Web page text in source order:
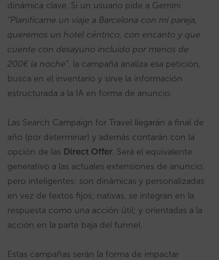
dinámica clave. Si un usuario pide a Gemini
“Planifícame un viaje a Barcelona con mi pareja,
queremos un hotel céntrico, con encanto y que
cuente con desayuno incluido por menos de
200€ la noche”, la campaña analiza esa petición,
busca en el inventario y sirve la información
estructurada a la IA en forma de anuncio.
Las Search Campaign for Travel llegarán a final de
año (por determinar) y además contarán con la
opción de las Direct Offer. Será el equivalente
generativo a las actuales extensiones de anuncio,
pero inteligentes: son dinámicas y personalizadas
en vez de textos fijos; nativas, se integran en la
respuesta como una acción útil; y orientadas a la
acción en la parte baja del funnel.
Estas campañas serán la forma de impactar